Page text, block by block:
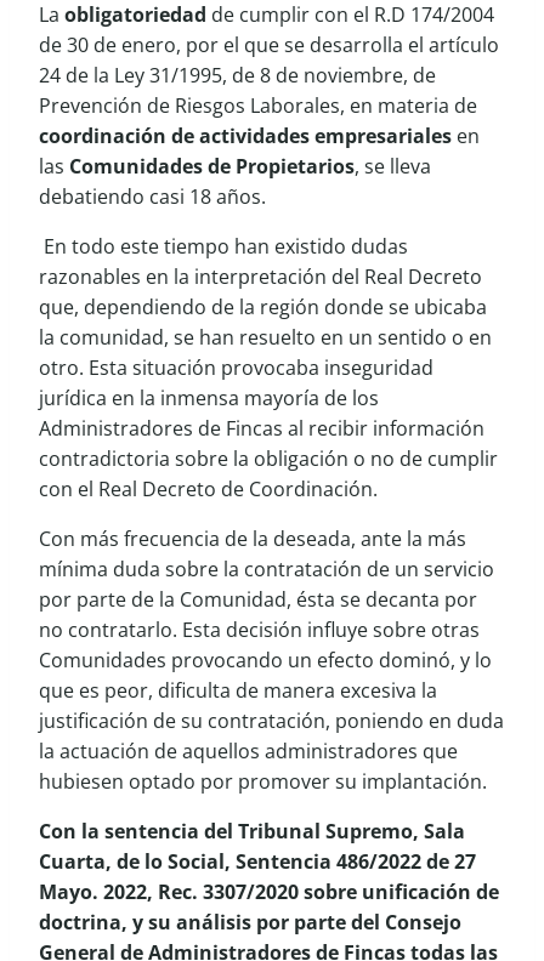
La obligatoriedad de cumplir con el R.D 174/2004
de 30 de enero, por el que se desarrolla el artículo
24 de la Ley 31/1995, de 8 de noviembre, de
Prevención de Riesgos Laborales, en materia de
coordinación de actividades empresariales en
las Comunidades de Propietarios, se lleva
debatiendo casi 18 años.
En todo este tiempo han existido dudas
razonables en la interpretación del Real Decreto
que, dependiendo de la región donde se ubicaba
la comunidad, se han resuelto en un sentido o en
otro. Esta situación provocaba inseguridad
jurídica en la inmensa mayoría de los
Administradores de Fincas al recibir información
contradictoria sobre la obligación o no de cumplir
con el Real Decreto de Coordinación.
Con más frecuencia de la deseada, ante la más
mínima duda sobre la contratación de un servicio
por parte de la Comunidad, ésta se decanta por
no contratarlo. Esta decisión influye sobre otras
Comunidades provocando un efecto dominó, y lo
que es peor, dificulta de manera excesiva la
justificación de su contratación, poniendo en duda
la actuación de aquellos administradores que
hubiesen optado por promover su implantación.
Con la sentencia del Tribunal Supremo, Sala
Cuarta, de lo Social, Sentencia 486/2022 de 27
Mayo. 2022, Rec. 3307/2020 sobre unificación de
doctrina, y su análisis por parte del Consejo
General de Administradores de Fincas todas las